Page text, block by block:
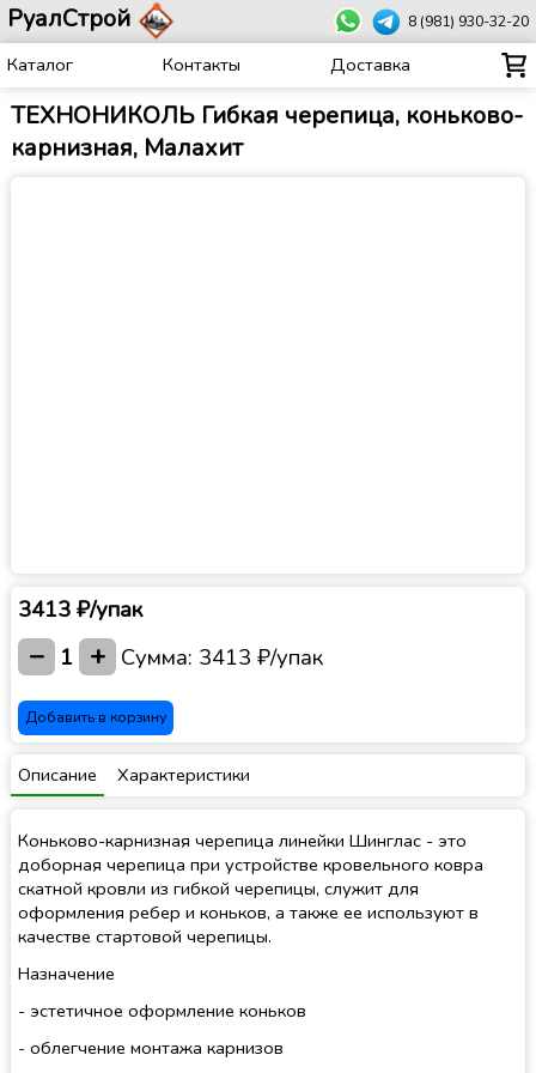
РуалСтрой 8 (981) 930-32-20
Каталог Контакты Доставка
ТЕХНОНИКОЛЬ Гибкая черепица, коньково-
карнизная, Малахит
3413 ₽/упак
− 1 + Сумма: 3413 ₽/упак
Добавить в корзину
Описание Характеристики
Коньково-карнизная черепица линейки Шинглас - это
доборная черепица при устройстве кровельного ковра
скатной кровли из гибкой черепицы, служит для
оформления ребер и коньков, а также ее используют в
качестве стартовой черепицы.
Назначение
- эстетичное оформление коньков
- облегчение монтажа карнизов